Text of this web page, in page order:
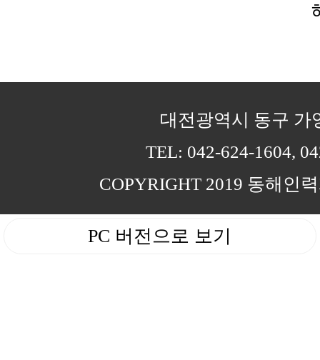
대전광역시 동구 가
TEL: 042-624-1604,
COPYRIGHT 2019 동해인
PC 버전으로 보기